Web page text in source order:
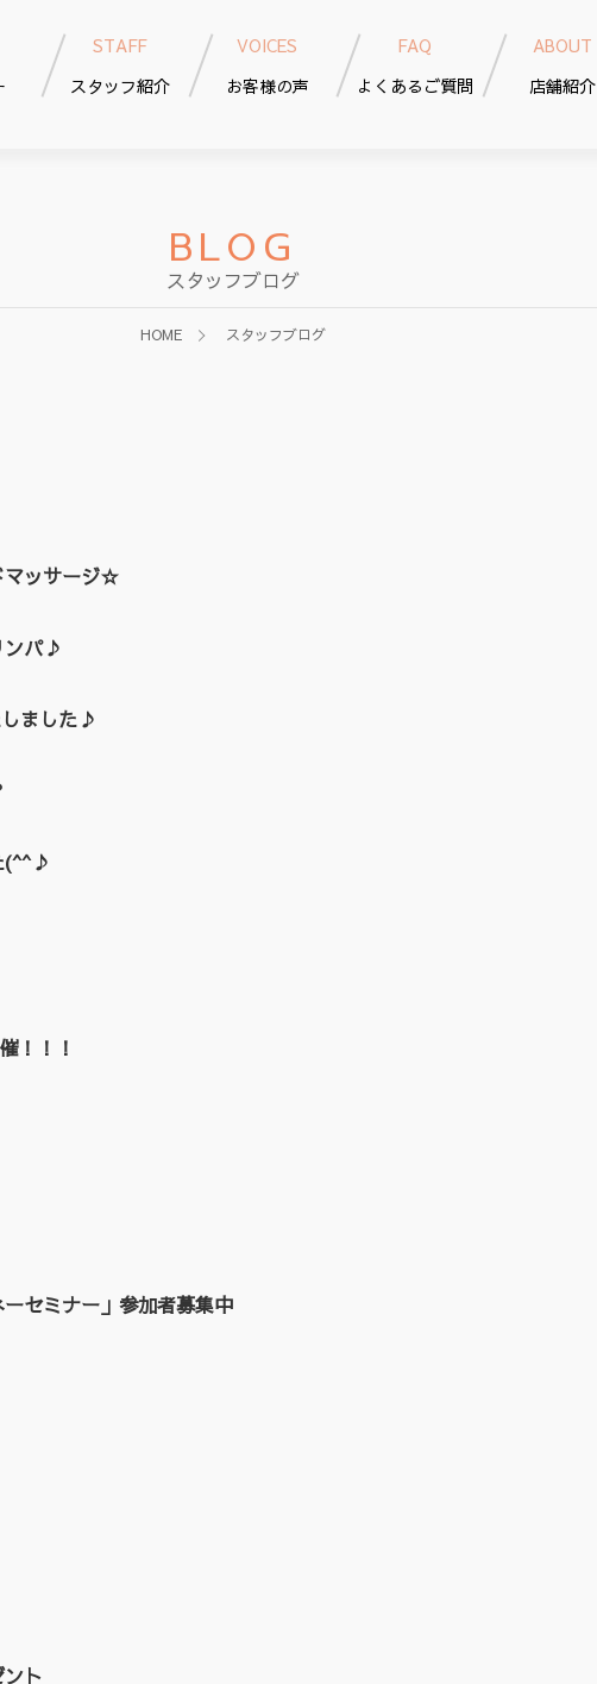
STAFF
スタッフ紹介
VOICES
お客様の声
FAQ
よくあるご質問
ABOUT
店舗紹介
BLOG
スタッフブログ
HOME スタッフブログ
マッサージ☆
ンパ♪
ました♪
(^^♪
！！
セミナー」参加者募集中
ト